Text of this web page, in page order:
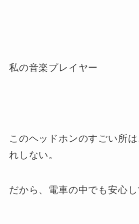
私の音楽プレイヤー
このヘッドホンのすごい所
れしない。
だから、電車の中でも安心し